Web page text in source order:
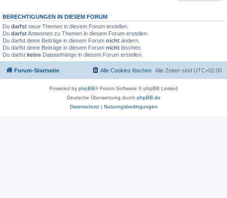
BERECHTIGUNGEN IN DIESEM FORUM
Du darfst neue Themen in diesem Forum erstellen.
Du darfstAntworten zu Themen in diesem Forum erstellen.
Du darfst deine Beiträge in diesem Forum nicht ändern.
Du darfst deine Beiträge in diesem Forum nicht löschen.
Du darfst keine Dateianhänge in diesem Forum erstellen.
Forum-Startseite Alle Zeiten sind UTC+02:00
Alle Cookies löschen
Powered by phpBB® Forum Software © phpBB Limited
Deutsche Übersetzung durch phpBB.de
Datenschutz| Nutzungsbedingungen